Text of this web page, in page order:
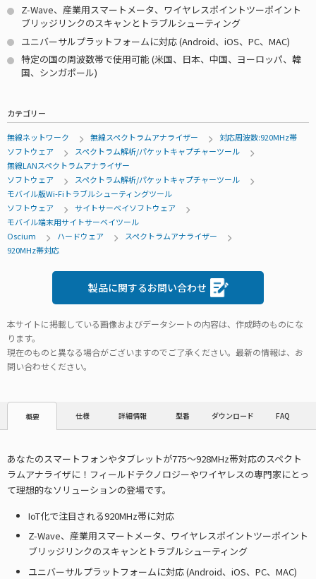
Z-Wave、産業用スマートメータ、ワイヤレスポイントツーポイント
ブリッジリンクのスキャンとトラブルシューティング
ユニバーサルプラットフォームに対応 (Android、iOS、PC、MAC)
特定の国の周波数帯で使用可能 (米国、日本、中国、ヨーロッパ、韓
国、シンガポール)
カテゴリー
無線ネットワーク 無線スペクトラムアナライザー
対応周波数:920MHz帯
ソフトウェア
スペクトラム解析/パケットキャプチャーツール
無線LANスペクトラムアナライザー
ソフトウェア
スペクトラム解析/パケットキャプチャーツール
モバイル版Wi-Fiトラブルシューティングツール
ソフトウェア
サイトサーベイソフトウェア
モバイル端末用サイトサーベイツール
Oscium
ハードウェア
スペクトラムアナライザー
920MHz帯対応
製品に関するお問い合わせ
本サイトに掲載している画像およびデータシートの内容は、作成時のものにな
ります。
現在のものと異なる場合がございますのでご了承ください。最新の情報は、お
問い合わせください。
概要 仕様 詳細情報 型番 ダウンロード FAQ
あなたのスマートフォンやタブレットが775～928MHz帯対応のスペクト
ラムアナライザに！フィールドテクノロジーやワイヤレスの専門家にとっ
て理想的なソリューションの登場です。
IoT化で注目される920MHz帯に対応
Z-Wave、産業用スマートメータ、ワイヤレスポイントツーポイント
ブリッジリンクのスキャンとトラブルシューティング
ユニバーサルプラットフォームに対応 (Android、iOS、PC、MAC)